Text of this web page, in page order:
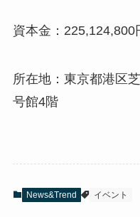
資本金：
所在地：東京都港区
号館4階
News&Trend イベント